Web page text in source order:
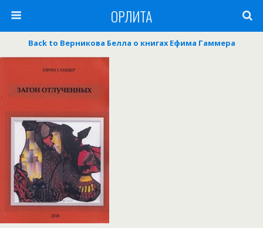
ОРЛИТА
Back to Верникова Белла о книгах Ефима Гаммера